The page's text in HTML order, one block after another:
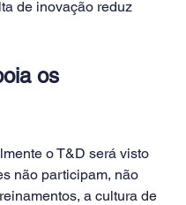
de inovação reduz
os
o T&D será visto
não participam, não
a cultura de